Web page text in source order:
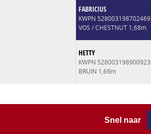
FABRICIUS
KWPN 528003198702469
VOS / CHESTNUT 1,68m
HETTY
KWPN 528003198900923
BRUIN 1,69m
Snel naar